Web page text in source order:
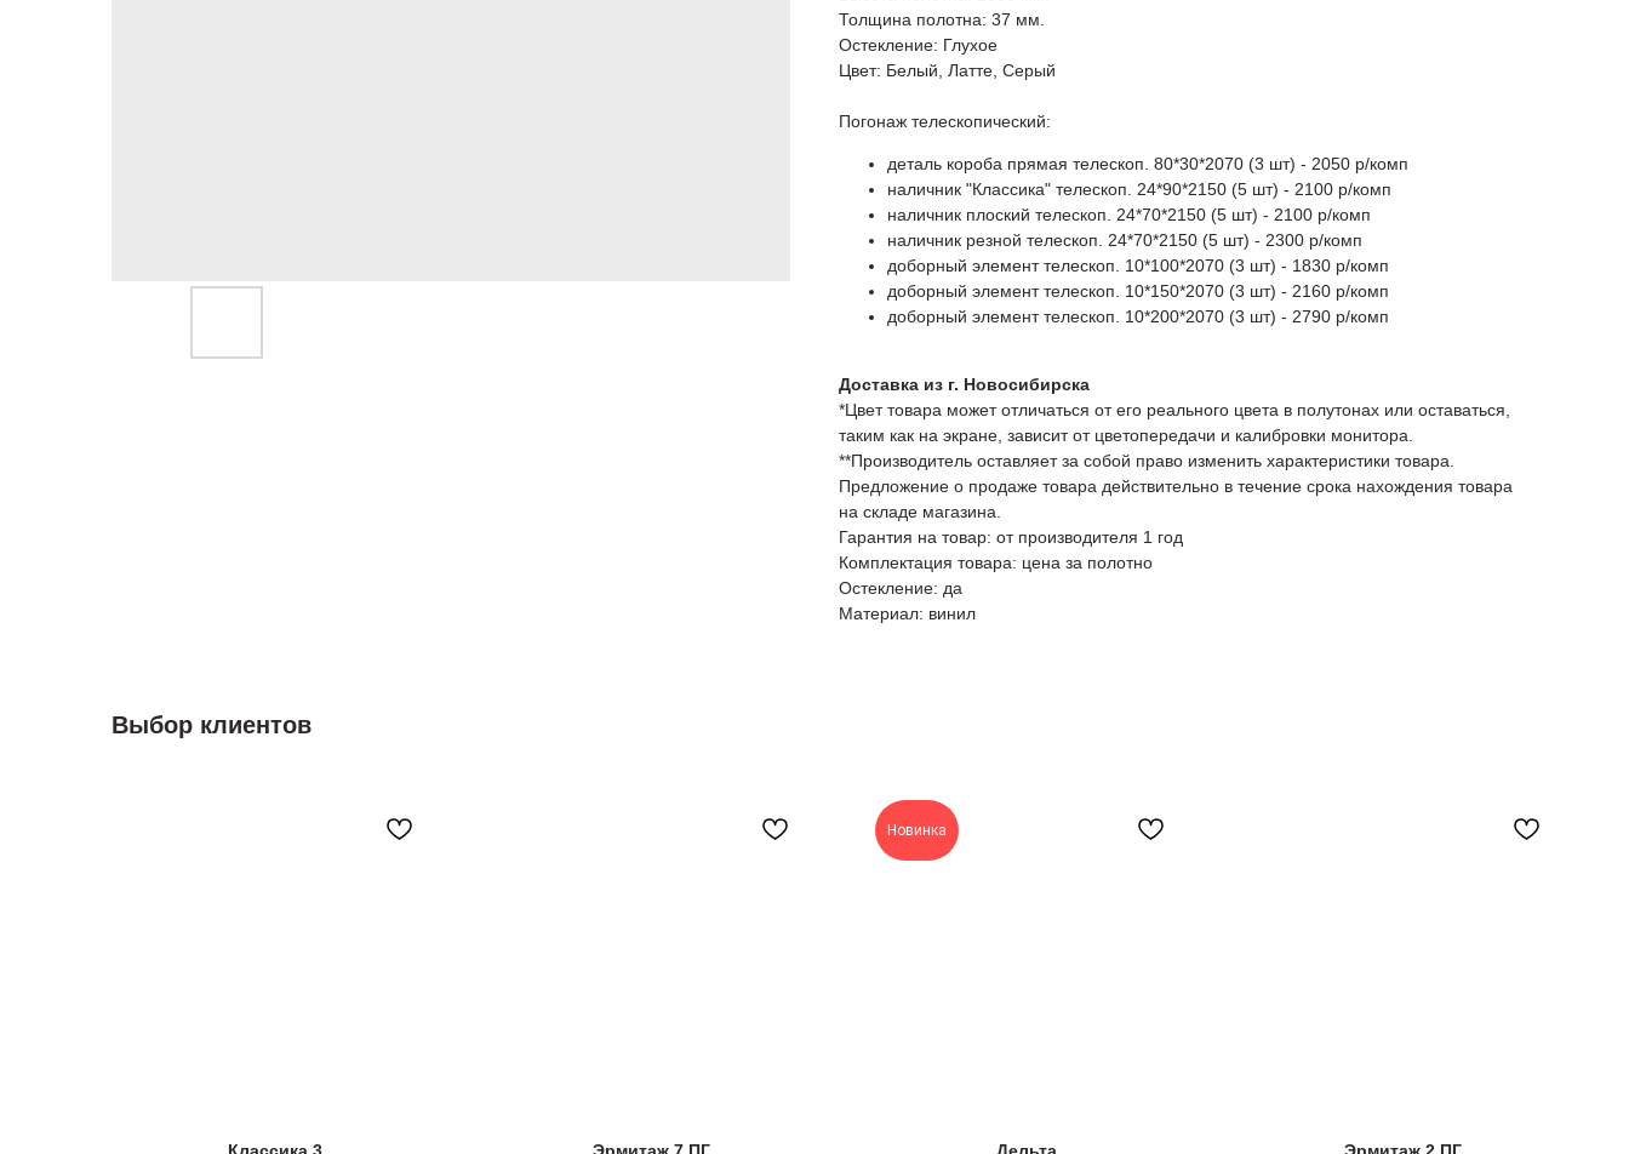
Толщина полотна: 37 мм.
Остекление: Глухое
Цвет: Белый, Латте, Серый
Погонаж телескопический:
деталь короба прямая телескоп. 80*30*2070 (3 шт) - 2050 р/комп
наличник "Классика" телескоп. 24*90*2150 (5 шт) - 2100 р/комп
наличник плоский телескоп. 24*70*2150 (5 шт) - 2100 р/комп
наличник резной телескоп. 24*70*2150 (5 шт) - 2300 р/комп
доборный элемент телескоп. 10*100*2070 (3 шт) - 1830 р/комп
доборный элемент телескоп. 10*150*2070 (3 шт) - 2160 р/комп
доборный элемент телескоп. 10*200*2070 (3 шт) - 2790 р/комп
Доставка из г. Новосибирска
*Цвет товара может отличаться от его реального цвета в полутонах или оставаться,
таким как на экране, зависит от цветопередачи и калибровки монитора.
**Производитель оставляет за собой право изменить характеристики товара.
Предложение о продаже товара действительно в течение срока нахождения товара
на складе магазина.
Гарантия на товар: от производителя 1 год
Комплектация товара: цена за полотно
Остекление: да
Материал: винил
Выбор клиентов
Новинка